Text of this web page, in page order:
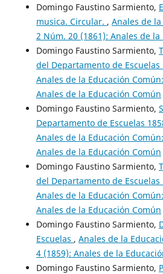
Domingo Faustino Sarmiento,
musica. Circular. , Anales de
2 Núm. 20 (1861): Anales de
Domingo Faustino Sarmiento,
del Departamento de
Anales de la Educación
Anales de la Educación Común
Domingo Faustino Sarmiento,
Departamento de Escuelas
Anales de la Educación
Anales de la Educación Común
Domingo Faustino Sarmiento,
del Departamento de
Anales de la Educación
Anales de la Educación Común
Domingo Faustino Sarmiento,
Escuelas , Anales de la
4 (1859): Anales de la
Domingo Faustino Sarmiento,